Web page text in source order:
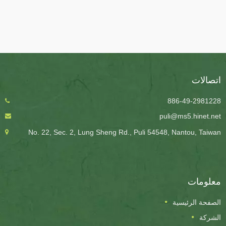
اتصالات
886-49-2981228
puli@ms5.hinet.net
No. 22, Sec. 2, Lung Sheng Rd., Puli 54548, Nantou, Taiwan
معلومات
الصفحة الرئيسية
الشركة